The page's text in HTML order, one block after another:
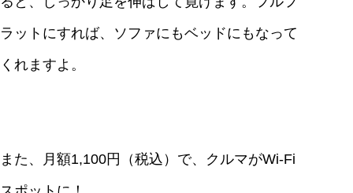
ラットにすれば、ソファにもベッドにもなって
くれますよ。
また、月額1,100円（税込）で、クルマがWi-Fi